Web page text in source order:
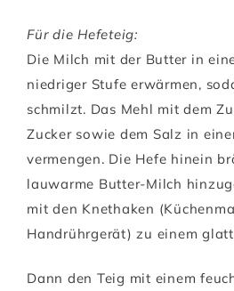
Für die Hefeteig:
Die Milch mit der Butter in
niedriger Stufe erwärmen,
schmilzt. Das Mehl mit dem
Zucker sowie dem Salz in
vermengen. Die Hefe hinein
lauwarme Butter-Milch
mit den Knethaken
Handrührgerät) zu einem
Dann den Teig mit einem